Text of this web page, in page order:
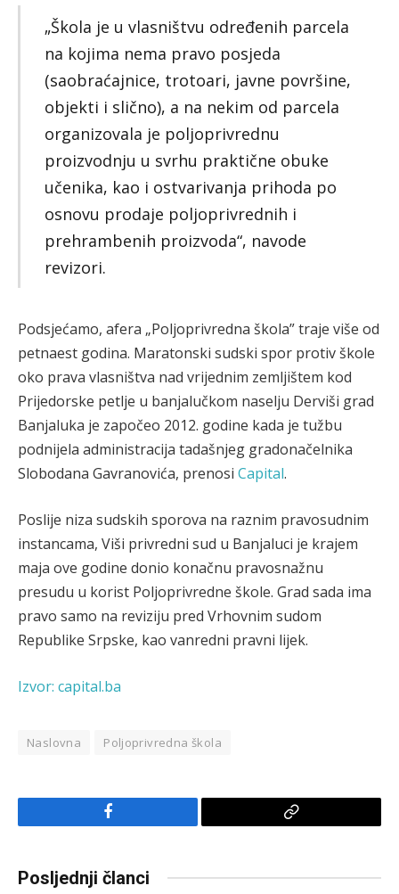
„Škola je u vlasništvu određenih parcela
na kojima nema pravo posjeda
(saobraćajnice, trotoari, javne površine,
objekti i slično), a na nekim od parcela
organizovala je poljoprivrednu
proizvodnju u svrhu praktične obuke
učenika, kao i ostvarivanja prihoda po
osnovu prodaje poljoprivrednih i
prehrambenih proizvoda“, navode
revizori.
Podsjećamo, afera „Poljoprivredna škola” traje više od
petnaest godina. Maratonski sudski spor protiv škole
oko prava vlasništva nad vrijednim zemljištem kod
Prijedorske petlje u banjalučkom naselju Derviši grad
Banjaluka je započeo 2012. godine kada je tužbu
podnijela administracija tadašnjeg gradonačelnika
Slobodana Gavranovića, prenosi Capital.
Poslije niza sudskih sporova na raznim pravosudnim
instancama, Viši privredni sud u Banjaluci je krajem
maja ove godine donio konačnu pravosnažnu
presudu u korist Poljoprivredne škole. Grad sada ima
pravo samo na reviziju pred Vrhovnim sudom
Republike Srpske, kao vanredni pravni lijek.
Izvor: capital.ba
Naslovna Poljoprivredna škola
Facebook
Copy
Posljednji članci